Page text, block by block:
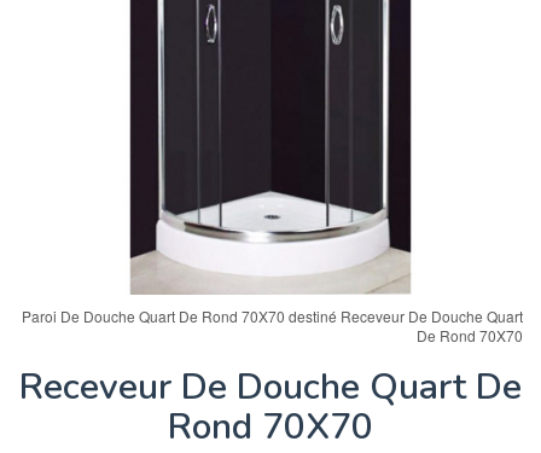
Paroi De Douche Quart De Rond 70X70 destiné Receveur De Douche Quart
De Rond 70X70
Receveur De Douche Quart De
Rond 70X70